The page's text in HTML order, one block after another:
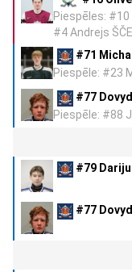
Piespēles: #10
#4 Andrejs
#71
Piespēle: #23
#77
Piespēle: #88
#79
#77